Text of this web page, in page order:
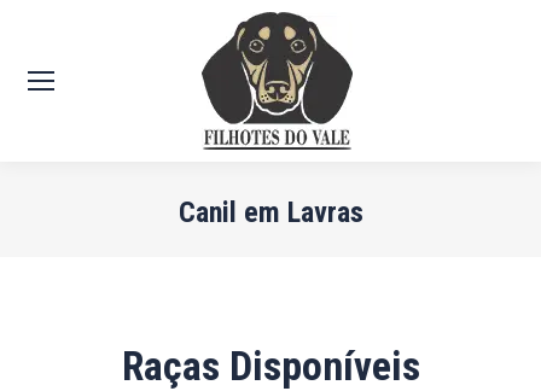
Canil em Lavras
Raças Disponíveis